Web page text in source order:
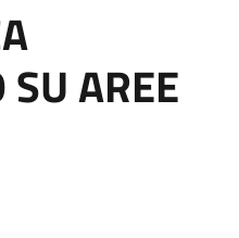
AREE